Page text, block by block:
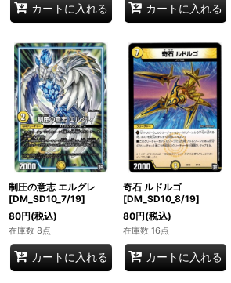
カートに入れる カートに入れる
制圧の意志 エルグレ
[DM_SD10_7/19]
80円(税込)
在庫数 8点
カートに入れる
奇石 ルドルゴ
[DM_SD10_8/19]
80円(税込)
在庫数 16点
カートに入れる